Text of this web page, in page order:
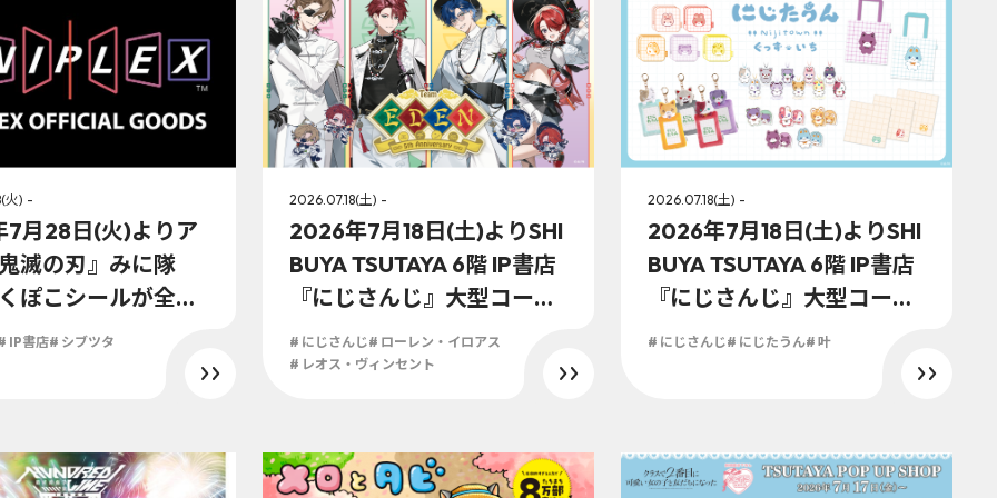
火) -
月28日(火)よりア
滅の刃』みに隊
ぽこシールが全国
にて販売決
IP書店# シブツタ
2026.07.18(土) -
2026年7月18日(土)よりSHI
BUYA TSUTAYA 6階 IP書店
『にじさんじ』大型コーナ
ーにて『エデン組 5th Anni
versary』展開決定！！
# にじさんじ# ローレン・イロアス
# レオス・ヴィンセント
2026.07.18(土) -
2026年7月18日(土)よりSHI
BUYA TSUTAYA 6階 IP書店
『にじさんじ』大型コーナ
ーにて『にじたうんぐっず
# にじさんじ# にじたうん# 叶